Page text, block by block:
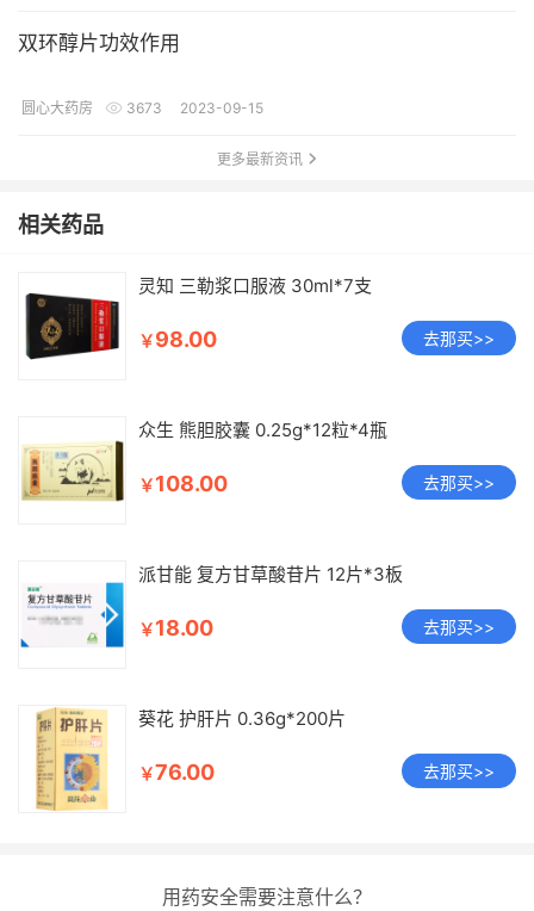
双环醇片功效作用
圆心大药房 3673 2023-09-15
更多最新资讯
相关药品
灵知 三勒浆口服液 30ml*7支
￥98.00 去那买>>
众生 熊胆胶囊 0.25g*12粒*4瓶
￥108.00 去那买>>
派甘能 复方甘草酸苷片 12片*3板
￥18.00 去那买>>
葵花 护肝片 0.36g*200片
￥76.00 去那买>>
用药安全需要注意什么？